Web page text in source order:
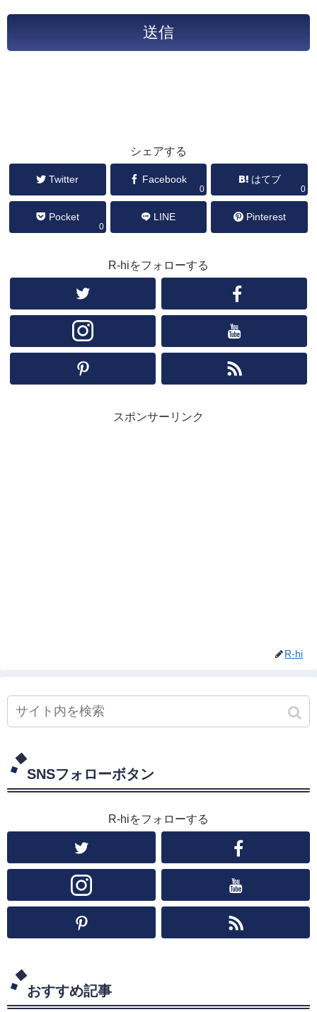
シェアする
Twitter Facebook
0
はてブ
0
Pocket
0
LINE Pinterest
R-hiをフォローする
スポンサーリンク
R-hi
SNSフォローボタン
R-hiをフォローする
おすすめ記事